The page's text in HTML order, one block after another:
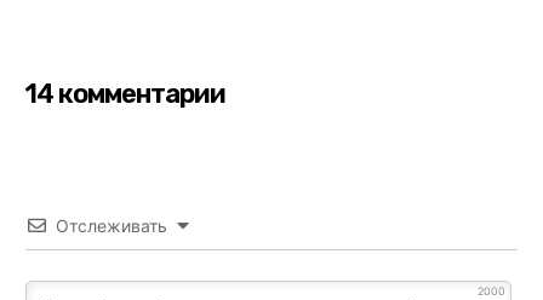
14 комментарии
Отслеживать
2000